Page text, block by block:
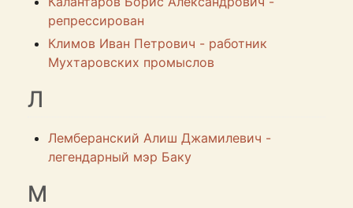
репрессирован
Климов Иван Петрович - работник
Мухтаровских промыслов
Л
Лемберанский Алиш Джамилевич -
легендарный мэр Баку
М